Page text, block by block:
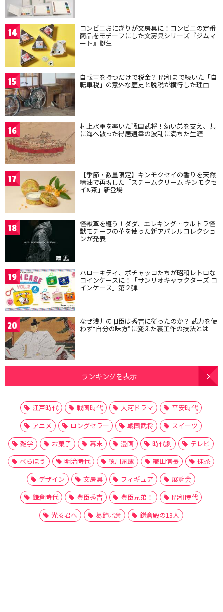
14 コンビニおにぎりが文房具に！コンビニの定番
商品をモチーフにした文房具シリーズ『ジムマ
ート』誕生
15 自転車を持つだけで税金？ 昭和まで続いた「自
転車税」の意外な歴史と脱税が横行した理由
16 村上水軍を率いた戦国武将！幼い弟を支え、共
に海へ散った得居通幸の波乱に満ちた生涯
17 【季節・数量限定】キンモクセイの香りを天然
精油で再現した「スチームクリーム キンモクセ
イ&茶」新登場
18 怪獣革を纏う！ダダ、エレキング…ウルトラ怪
獣モチーフの革を使った新アパレルコレクショ
ンが発表
19 ハローキティ、ポチャッコたちが昭和レトロな
コインケースに！「サンリオキャラクターズ コ
インケース」第２弾
20 なぜ浅井の旧臣は秀吉に従ったのか？ 武力を使
わず“自分の味方”に変えた裏工作の技法とは
ランキングを表示
江戸時代 戦国時代 大河ドラマ
平安時代
アニメ
ロングセラー 戦国武将
スイーツ
雑学
お菓子 幕末 漫画 時代劇
テレビ
べらぼう
明治時代 徳川家康 織田信長
抹茶
デザイン
文房具 フィギュア
展覧会
鎌倉時代
豊臣秀吉 豊臣兄弟！
昭和時代
光る君へ
葛飾北斎 鎌倉殿の13人